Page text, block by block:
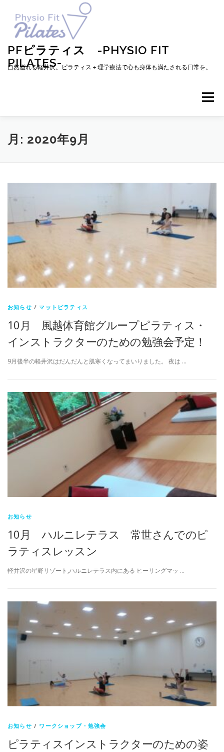
PFピラティス -PHYSIO FIT
PILATES-
自然溢れる軽井沢。ピラティス＋理学療法で心も身体も満たされる日常を。
メニュー
TOP お知らせ
ブログ お客様の声
月: 2020年9月
お知らせ /マットピラティス
10月 風越体育館グループピラティス・
インストラクターのための勉強会予定！
9月後半の軽井沢はだんだんと肌寒くなってまいりました。 夜は …
お知らせ
10月 ハルニレテラス 常世さんでのピ
ラティスレッスン
軽井沢の星野リゾート,ハルニレテラス内にある ヒーリングマッ …
お知らせ / ワークショップ・勉強会
ピラティスインストラクターのための姿